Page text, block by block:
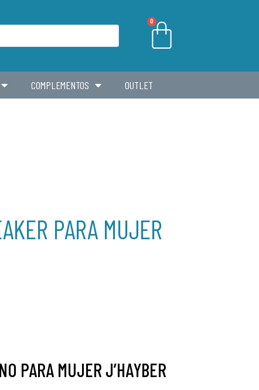
0
COMPLEMENTOS OUTLET
PARA MUJER
PARA MUJER J’HAYBER